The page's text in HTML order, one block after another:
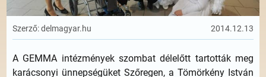
Szerző: delmagyar.hu 2014.12.13
A GEMMA intézmények szombat délelőtt tartották meg
karácsonyi ünnepségüket Szőregen, a Tömörkény István